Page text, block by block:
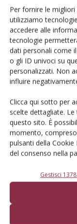
Per fornire le
utilizziamo
accedere alle
tecnologie
dati personali come
o gli ID univoci su
personalizzati. Non
influire
Clicca qui sotto per
scelte dettagliate.
questo sito. È
momento,
pulsanti della
del consenso nella
Gestisci
raccoglieFarbaly,
con frutti di
questa faseFardao
di buon sapore, più
resistenti alle
buona tenuta sulla
coltura forzata e
120 giorni di offerta.
Le varietà
potrà venire dalla
mostrano
stanno lavorando
internazionale. E’